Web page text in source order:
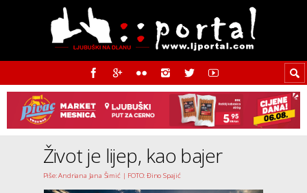
Život je lijep, kao bajer
Piše: Andriana Jana Šimić | FOTO: Đino Spajić